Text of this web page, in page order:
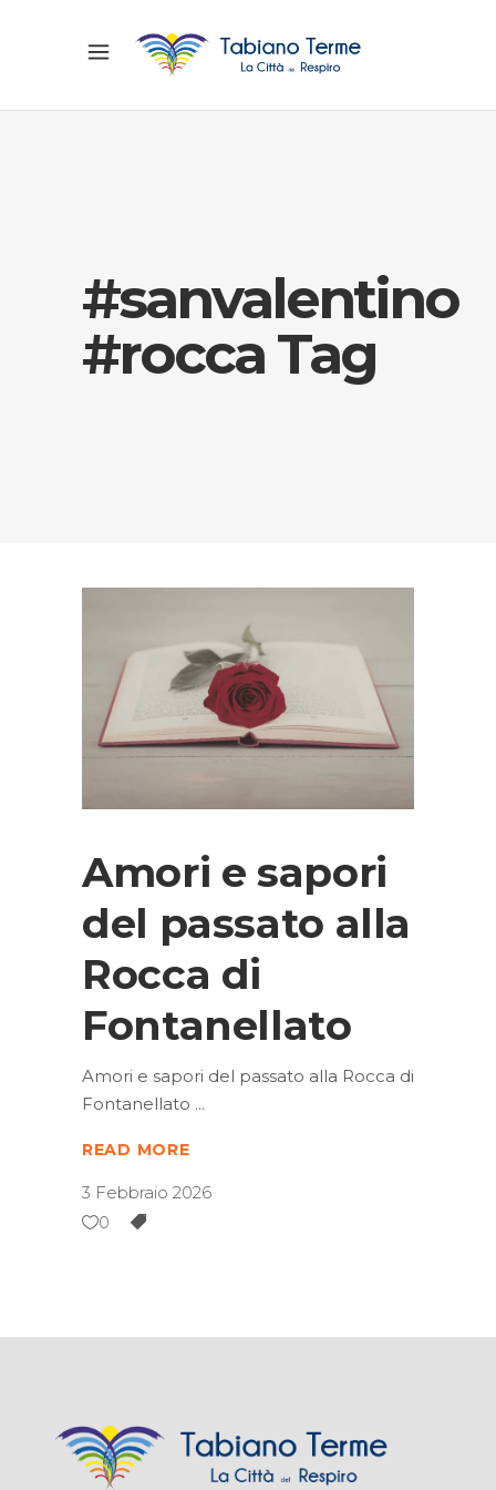
#sanvalentino
#rocca Tag
Amori e sapori
del passato alla
Rocca di
Fontanellato
Amori e sapori del passato alla Rocca di
Fontanellato
READ MORE
3 Febbraio 2026
0